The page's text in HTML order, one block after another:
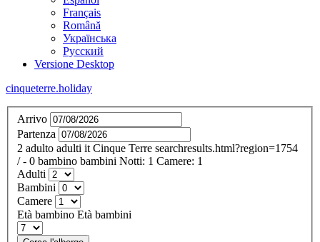
Français
Română
Українська
Русский
Versione Desktop
cinqueterre.holiday
Arrivo
Partenza
2 adulto adulti it Cinque Terre searchresults.html?region=1754
/ - 0 bambino bambini Notti: 1 Camere: 1
Adulti
Bambini
Camere
Età bambino Età bambini